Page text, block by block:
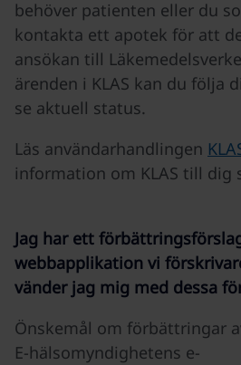
behöver patienten eller du
kontakta ett apotek för att
ansökan till
ärenden i KLAS kan du följa
se aktuell status.
Läs användarhandlingen
information om KLAS till dig
Jag har ett
webbapplikation vi
vänder jag mig med dessa
Önskemål om förbättringar
E-hälsomyndighetens e-